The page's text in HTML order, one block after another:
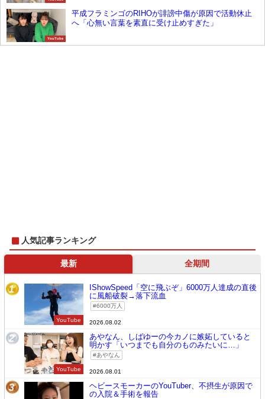
YouTube
平成フラミンゴのRIHOが誹謗中傷が原因で活動休止
へ「心無い言葉を素直に受け止めすぎた」
人気記事ランキング
最新 全期間
1
YouTube
IShowSpeed「空に飛ぶぞ」6000万人達成の直後
に風船破裂→落下流血
6000万人
2026.08.02
2
YouTube
あやなん、しばゆーの今カノに嫉妬していると
明かす「いつまでも自分のものみたいに…」
あやなん
2026.08.01
3
ヘビースモーカーのYouTuber、不摂生が原因で
の入院＆手術を報告